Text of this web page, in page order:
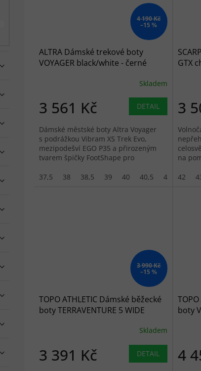
4 190 Kč
–15 %
ALTRA Dámské trekové boty
VOYAGER black/white - černé
Skladem
3 561 Kč DETAIL
Dámské městské boty Altra Voyager
s podrážkou Vibram XS Trek Evo,
mezipodešví EGO P35 a přirozeným
tvarem špičky FootShape pro
37,5
38 38,5 39 40 40,5 41 42
GTX
3
na
42
3 990 Kč
–15 %
TOPO ATHLETIC Dámské běžecké
boty TERRAVENTURE 5 WIDE
Skladem
3 391 Kč DETAIL
boty
4